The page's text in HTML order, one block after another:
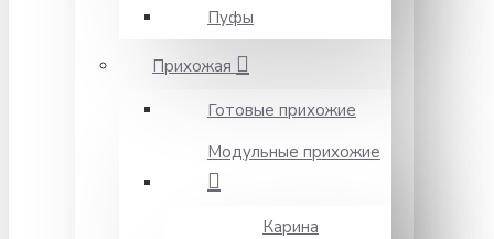
Пуфы
Прихожая
Готовые прихожие
Модульные прихожие
Карина